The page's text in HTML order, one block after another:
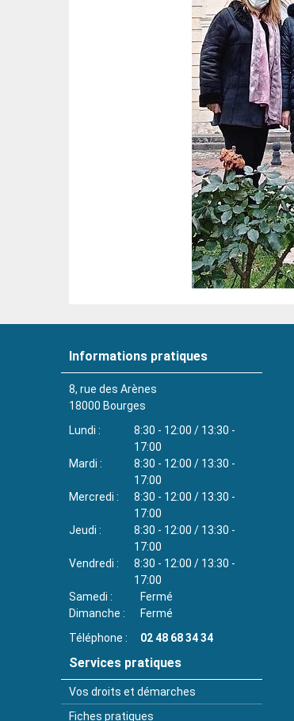
Informations pratiques
8, rue des Arènes
18000 Bourges
Lundi
8:30 - 12:00 / 13:30 -
17:00
Mardi
8:30 - 12:00 / 13:30 -
17:00
Mercredi
8:30 - 12:00 / 13:30 -
17:00
Jeudi
8:30 - 12:00 / 13:30 -
17:00
Vendredi
8:30 - 12:00 / 13:30 -
17:00
Samedi
Fermé
Dimanche
Fermé
Téléphone
02 48 68 34 34
Services pratiques
Vos droits et démarches
Fiches pratiques